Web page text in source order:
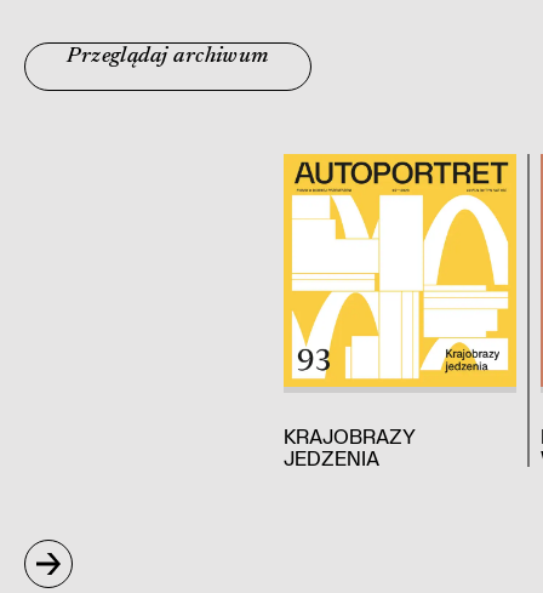
Przeglądaj archiwum
KRAJOBRAZY
JEDZENIA